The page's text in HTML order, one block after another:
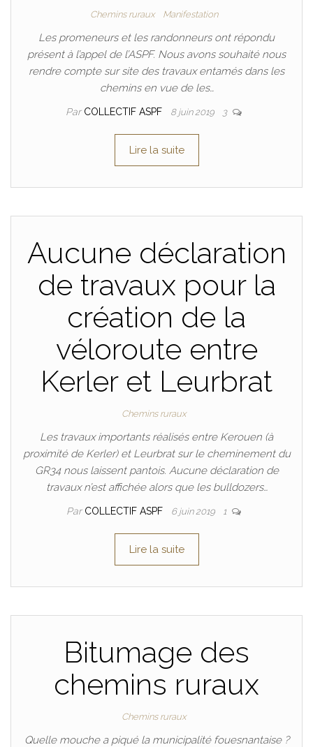
Chemins ruraux Manifestation
Les promeneurs et les randonneurs ont répondu
présent à l’appel de l’ASPF. Nous avons souhaité nous
rendre compte sur site des travaux entamés dans les
chemins en vue de les…
Par COLLECTIF ASPF 8 juin 2019 3
Lire la suite
Aucune déclaration
de travaux pour la
création de la
véloroute entre
Kerler et Leurbrat
Chemins ruraux
Les travaux importants réalisés entre Kerouen (à
proximité de Kerler) et Leurbrat sur le cheminement du
GR34 nous laissent pantois. Aucune déclaration de
travaux n’est affichée alors que les bulldozers…
Par COLLECTIF ASPF 6 juin 2019 1
Lire la suite
Bitumage des
chemins ruraux
Chemins ruraux
Quelle mouche a piqué la municipalité fouesnantaise ?